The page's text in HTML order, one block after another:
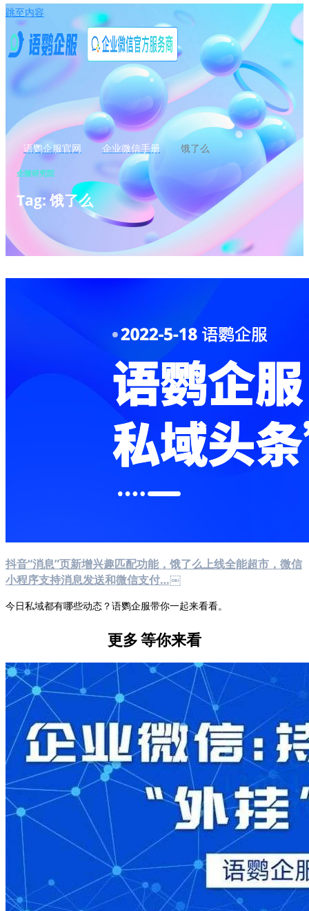
跳至内容
语鹦企服官网 企业微信手册 饿了么
企微研究院
Tag: 饿了么
抖音“消息”页新增兴趣匹配功能，饿了么上线全能超市，微信
小程序支持消息发送和微信支付…￼
今日私域都有哪些动态？语鹦企服带你一起来看看。
更多等你来看